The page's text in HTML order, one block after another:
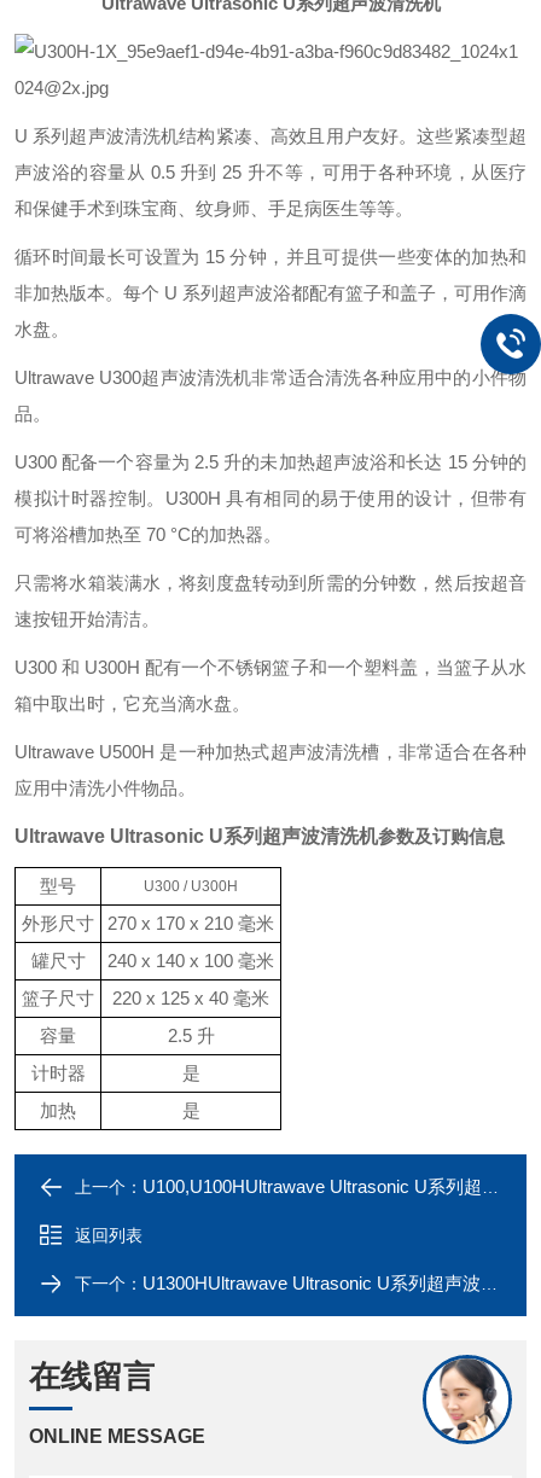
U 系列超声波清洗机结构紧凑、高效且用户友好。这些紧凑型超
声波浴的容量从 0.5 升到 25 升不等，可用于各种环境，从医疗
和保健手术到珠宝商、纹身师、手足病医生等等。
循环时间最长可设置为 15 分钟，并且可提供一些变体的加热和
非加热版本。每个 U 系列超声波浴都配有篮子和盖子，可用作滴
水盘。
Ultrawave U300超声波清洗机非常适合清洗各种应用中的小件物
品。
U300 配备一个容量为 2.5 升的未加热超声波浴和长达 15 分钟的
模拟计时器控制。U300H 具有相同的易于使用的设计，但带有
可将浴槽加热至 70 °C的加热器。
只需将水箱装满水，将刻度盘转动到所需的分钟数，然后按超音
速按钮开始清洁。
U300 和 U300H 配有一个不锈钢篮子和一个塑料盖，当篮子从水
箱中取出时，它充当滴水盘。
Ultrawave U500H 是一种加热式超声波清洗槽，非常适合在各种
应用中清洗小件物品。
Ultrawave Ultrasonic U系列超声波清洗机参数及订购信息
型号 U300 / U300H
外形尺寸
270 x 170 x 210 毫米
罐尺寸
240 x 140 x 100 毫米
篮子尺寸
220 x 125 x 40 毫米
容量
2.5 升
计时器
是
加热
是
上一个： U100,U100HUltrawave Ultrasonic U系列超声波清洗机
返回列表
下一个： U1300HUltrawave Ultrasonic U系列超声波清洗机
在线留言
ONLINE MESSAGE